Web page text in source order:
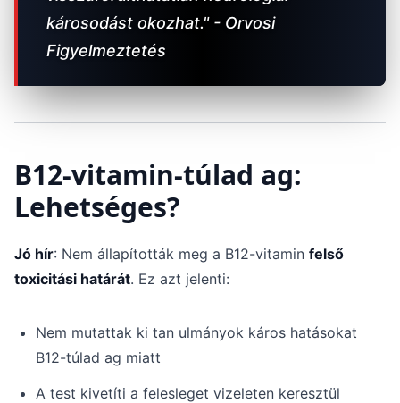
károsodást okozhat." - Orvosi
Figyelmeztetés
B12-vitamin-túlad ag:
Lehetséges?
Jó hír: Nem állapították meg a B12-vitamin felső
toxicitási határát. Ez azt jelenti:
Nem mutattak ki tan ulmányok káros hatásokat
B12-túlad ag miatt
A test kivetíti a felesleget vizeleten keresztül